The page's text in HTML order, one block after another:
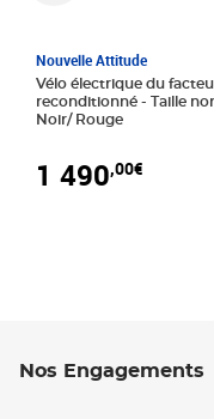
Nouvelle Attitude
Vélo électrique du
reconditionné - Taille normale -
Noir/ Rouge
1 490,00€
Nos Engagements